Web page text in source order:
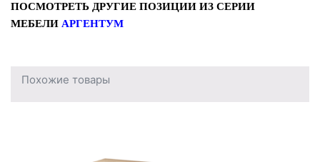
ПОСМОТРЕТЬ ДРУГИЕ ПОЗИЦИИ ИЗ СЕРИИ
МЕБЕЛИ АРГЕНТУМ
Похожие товары